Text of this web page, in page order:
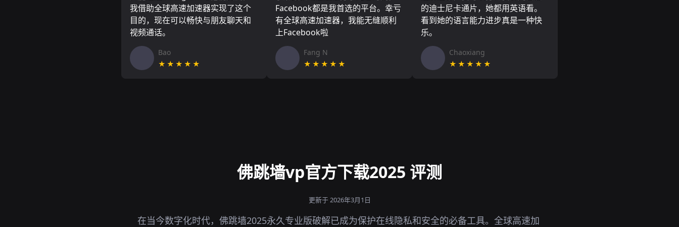
我借助全球高速加速器实现了这个
目的，现在可以畅快与朋友聊天和
视频通话。
Bao
★★★★★
Facebook都是我首选的平台。幸亏
有全球高速加速器，我能无缝顺利
上Facebook啦
Fang N
★★★★★
的迪士尼卡通片，她都用英语看。
看到她的语言能力进步真是一种快
乐。
Chaoxiang
★★★★★
佛跳墙vp官方下载2025 评测
更新于 2026年3月1日
在当今数字化时代，佛跳墙2025永久专业版破解已成为保护在线隐私和安全的必备工具。全球高速加